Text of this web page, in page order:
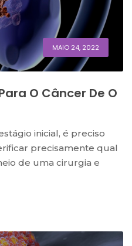
MAIO 24, 2022
O Câncer De O
inicial, é preciso
precisamente qual
de uma cirurgia e